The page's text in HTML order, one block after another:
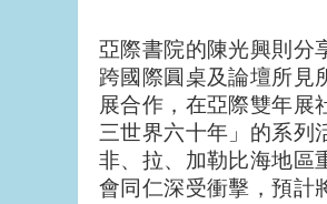
亞際書院的陳光興則分
跨國際圓桌及論壇所見
展合作，在亞際雙年展
三世界六十年」的系列
非、拉、加勒比海地區
會同仁深受衝擊，預計